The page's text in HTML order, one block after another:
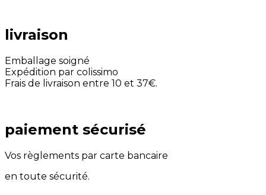
livraison
Emballage soigné
Expédition par colissimo
Frais de livraison entre 10 et 37€.
paiement sécurisé
Vos règlements par carte bancaire
en toute sécurité.